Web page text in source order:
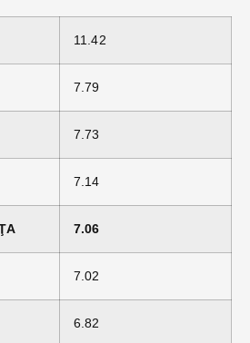
11.42
7.79
7.73
7.14
7.06
7.02
6.82